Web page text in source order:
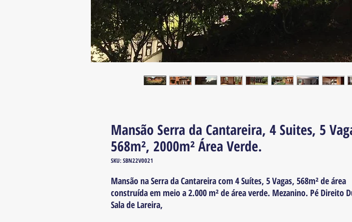
Mansão Serra da Cantareira, 4 Suites, 5
568m², 2000m² Área Verde.
SKU: SBN22V0021
Mansão na Serra da Cantareira com 4 Suítes, 5 Vagas, 568m² de área
construída em meio a 2.000 m² de área verde. Mezanino. Pé Direito
Sala de Lareira,